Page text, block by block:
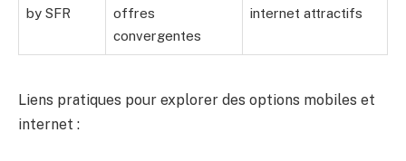
by SFR
offres
convergentes
internet attractifs
Liens pratiques pour explorer des options mobiles et
internet :